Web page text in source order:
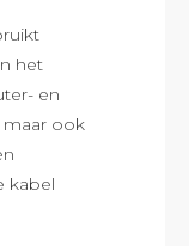
het
en
ook
kabel